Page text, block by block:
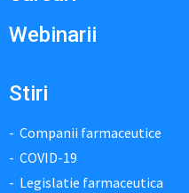
Webinarii
Stiri
Companii farmaceutice
COVID-19
Legislatie farmaceutica